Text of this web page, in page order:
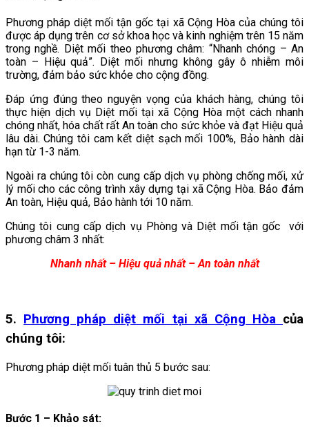
Phương pháp diệt mối tận gốc tại xã Cộng Hòa của chúng tôi
được áp dụng trên cơ sở khoa học và kinh nghiệm trên 15 năm
trong nghề. Diệt mối theo phương châm: “Nhanh chóng – An
toàn – Hiệu quả”. Diệt mối nhưng không gây ô nhiễm môi
trường, đảm bảo sức khỏe cho cộng đồng.
Đáp ứng đúng theo nguyện vọng của khách hàng, chúng tôi
thực hiện dịch vụ Diệt mối tại xã Cộng Hòamột cách nhanh
chóng nhất, hóa chất rất An toàn cho sức khỏe và đạt Hiệu quả
lâu dài. Chúng tôi cam kết diệt sạch mối 100%, Bảo hành dài
hạn từ 1-3 năm.
Ngoài ra chúng tôi còn cung cấp dịch vụ phòng chống mối, xử
lý mối cho các công trình xây dựng tại xã Cộng Hòa. Bảo đảm
An toàn, Hiệu quả, Bảo hành tới 10 năm.
Chúng tôi cung cấp dịch vụ Phòng và Diệt mối tận gốc với
phương châm 3 nhất:
Nhanh nhất – Hiệu quả nhất – An toàn nhất
5. Phương pháp diệt mối tại xã Cộng Hòa của
chúng tôi:
Phương pháp diệt mối tuân thủ 5 bước sau:
Bước 1 – Khảo sát: